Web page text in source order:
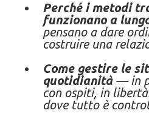
Perché i metodi
funzionano a
pensano a dare
costruire una
Come gestire le
quotidianità— in
con ospiti, in
dove tutto è